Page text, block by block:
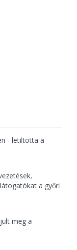
- letiltotta a
a győri
meg a